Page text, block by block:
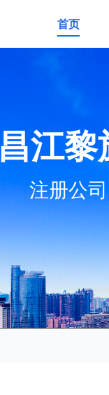
首页
昌江
注册公